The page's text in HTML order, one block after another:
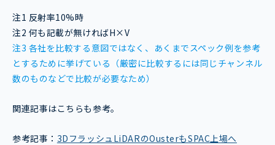
注1 反射率10%時
注2 何も記載が無ければH×V
注3 各社を比較する意図ではなく、あくまでスペック例を参考
とするために挙げている（厳密に比較するには同じチャンネル
数のものなどで比較が必要なため）
関連記事はこちらも参考。
参考記事： 3DフラッシュLiDARのOusterもSPAC上場へ